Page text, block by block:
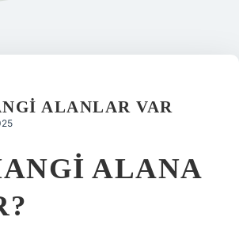
ALANLAR VAR
ALANA